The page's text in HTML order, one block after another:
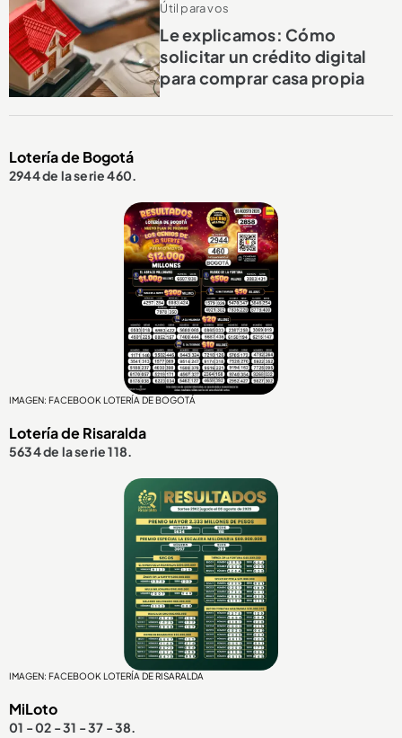
Útil para vos
Le explicamos: Cómo
solicitar un crédito digital
para comprar casa propia
Lotería de Bogotá
2944 de la serie 460.
IMAGEN: FACEBOOK LOTERÍA DE BOGOTÁ
Lotería de Risaralda
5634 de la serie 118.
IMAGEN: FACEBOOK LOTERÍA DE RISARALDA
MiLoto
01 - 02 - 31 - 37 - 38.